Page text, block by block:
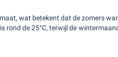
wat betekent dat de zomers
rond de 25°C, terwijl de